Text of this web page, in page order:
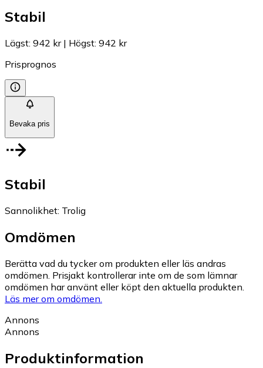
Stabil
Lägst: 942 kr| Högst: 942 kr
Prisprognos
Bevaka pris
Stabil
Sannolikhet: Trolig
Omdömen
Berätta vad du tycker om produkten eller läs andras
omdömen. Prisjakt kontrollerar inte om de som lämnar
omdömen har använt eller köpt den aktuella produkten.
Läs mer om omdömen.
Annons
Annons
Produktinformation